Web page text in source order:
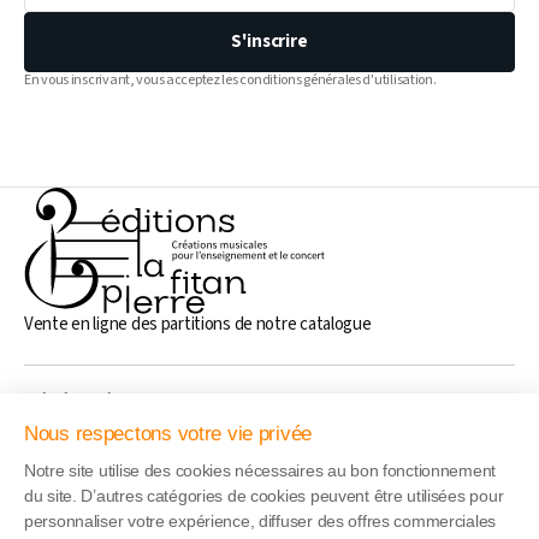
Nous respectons votre vie privée
Notre site utilise des cookies nécessaires au bon fonctionnement
du site. D’autres catégories de cookies peuvent être utilisées pour
personnaliser votre expérience, diffuser des offres commerciales
S'inscrire
En vous inscrivant, vous acceptez les conditions générales d'utilisation.
Vente en ligne des partitions de notre catalogue
Généralités
Liens rapide